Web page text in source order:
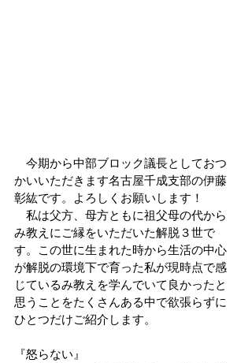
今期から中部ブロック議長としておつ
かいいただきます名古屋千成支部の伊藤
彰紘です。よろしくお願いします！
私は父方、母方ともに祖父母の代から
み教えにご縁をいただいた解脱３世で
す。この世に生まれた時から生活の中心
が解脱の環境下で育った私が現時点で感
じているみ教えを学んでいて良かったと
思うことをたくさんある中で欲張らずに
ひとつだけご紹介します。
『怒らない』